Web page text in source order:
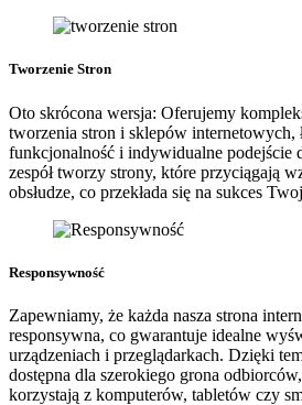
Tworzenie Stron
Oto skrócona wersja: Oferujemy
tworzenia stron i sklepów internetowych,
funkcjonalność i indywidualne podejście
zespół tworzy strony, które przyciągają
obsłudze, co przekłada się na sukces
Responsywność
Zapewniamy, że każda nasza strona
responsywna, co gwarantuje idealne
urządzeniach i przeglądarkach. Dzięki
dostępna dla szerokiego grona
korzystają z komputerów, tabletów czy